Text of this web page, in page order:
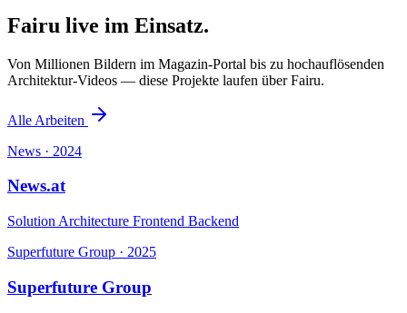
Fairu live im Einsatz.
Von Millionen Bildern im Magazin-Portal bis zu hochauflösenden
Architektur-Videos — diese Projekte laufen über Fairu.
Alle Arbeiten
News · 2024
News.at
Solution Architecture Frontend Backend
Superfuture Group · 2025
Superfuture Group